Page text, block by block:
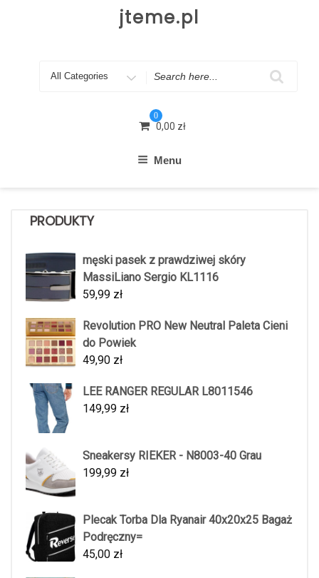
jteme.pl
Search
0
0,00 zł
Menu
PRODUKTY
męski pasek z prawdziwej skóry
MassiLiano Sergio KL1116
59,99 zł
Revolution PRO New Neutral Paleta Cieni
do Powiek
49,90 zł
LEE RANGER REGULAR L8011546
149,99 zł
Sneakersy RIEKER - N8003-40 Grau
199,99 zł
Plecak Torba Dla Ryanair 40x20x25 Bagaż
Podręczny=
45,00 zł